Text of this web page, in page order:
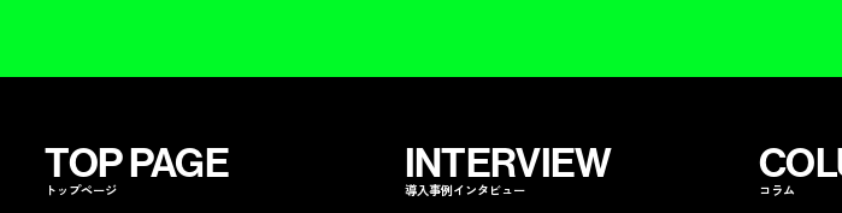
TOP PAGE
トップページ
INTERVIEW
導入事例インタビュー コラム